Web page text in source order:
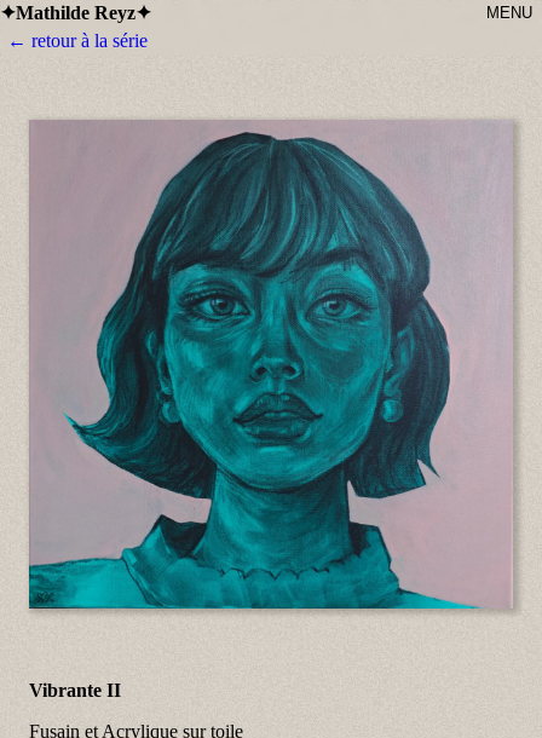
✦Mathilde Reyz✦ MENU
← retour à la série
Vibrante II
Fusain et Acrylique sur toile